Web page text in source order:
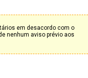
em desacordo com o
nenhum aviso prévio aos